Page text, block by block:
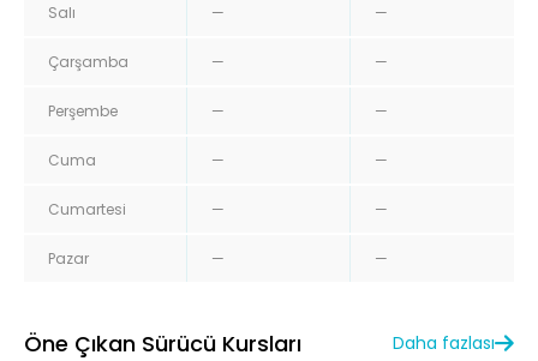
Salı — —
Çarşamba — —
Perşembe — —
Cuma — —
Cumartesi — —
Pazar — —
Öne Çıkan Sürücü Kursları Daha fazlası